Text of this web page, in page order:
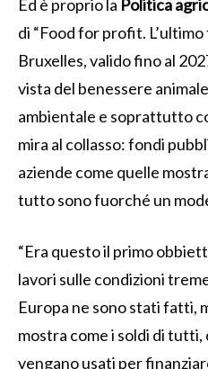
Ed è proprio la Politica
di “Food for profit.
Bruxelles, valido fino al
vista del benessere
ambientale e soprattutto
mira al collasso: fondi
aziende come quelle
tutto sono fuorché un
“Era questo il primo
lavori sulle condizioni
Europa ne sono stati fatti,
mostra come i soldi di tutti,
vengano usati per